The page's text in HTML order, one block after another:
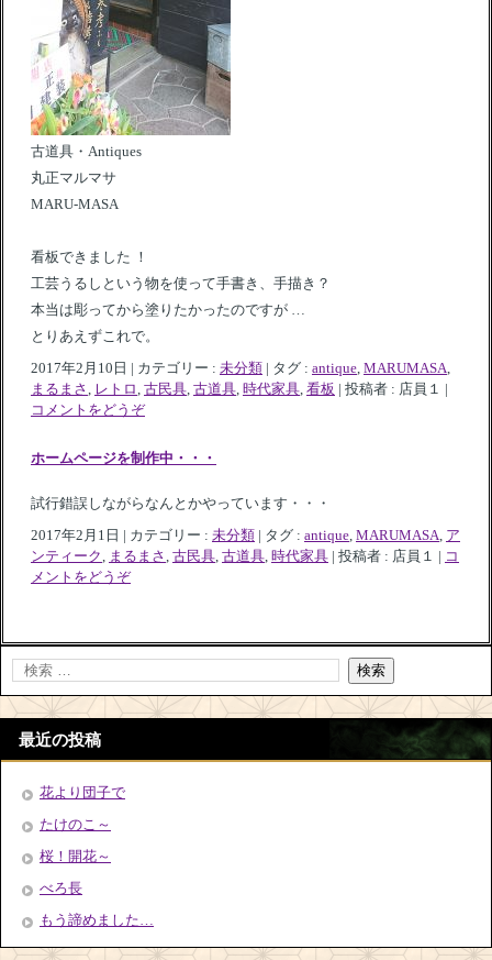
古道具・Antiques
丸正マルマサ
MARU-MASA
看板できました ！
工芸うるしという物を使って手書き、手描き？
本当は彫ってから塗りたかったのですが …
とりあえずこれで。
2017年2月10日 | カテゴリー : 未分類 | タグ : antique MARUMASA
まるまさ
レトロ 古民具 古道具 時代家具 看板 | 投稿者 : 店員１ |
コメントをどうぞ
ホームページを制作中・・・
試行錯誤しながらなんとかやっています・・・
2017年2月1日 | カテゴリー : 未分類 | タグ : antique, MARUMASA, ア
ンティーク, まるまさ, 古民具, 古道具, 時代家具 | 投稿者 : 店員１ | コ
メントをどうぞ
最近の投稿
花より団子で
たけのこ～
桜！開花～
べろ長
もう諦めました…